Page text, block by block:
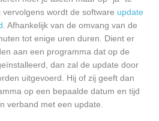
wordt de software update
. Afhankelijk van de omvang van de
tot enige uren duren. Dient er
aan een programma dat op de
dan zal de update door
uitgevoerd. Hij of zij geeft dan
op een bepaalde datum en tijd
verband met een update.